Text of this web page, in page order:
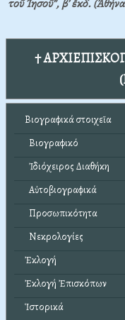
τοῦ Ἰησοῦ”, β’ ἔκδ.
†
Βιογραφικά στοιχεῖα
Βιογραφικό
Ἰδιόχειρος Διαθήκη
Αὐτοβιογραφικά
Προσωπικότητα
Νεκρολογίες
Ἐκλογή
Ἐκλογή Ἐπισκόπων
Ἱστορικά